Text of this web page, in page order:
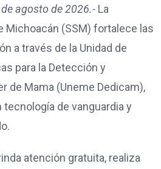
agosto de 2026.- La
Michoacán (SSM) fortalece las
a través de la Unidad de
para la Detección y
de Mama (Uneme Dedicam),
de vanguardia y
atención gratuita, realiza